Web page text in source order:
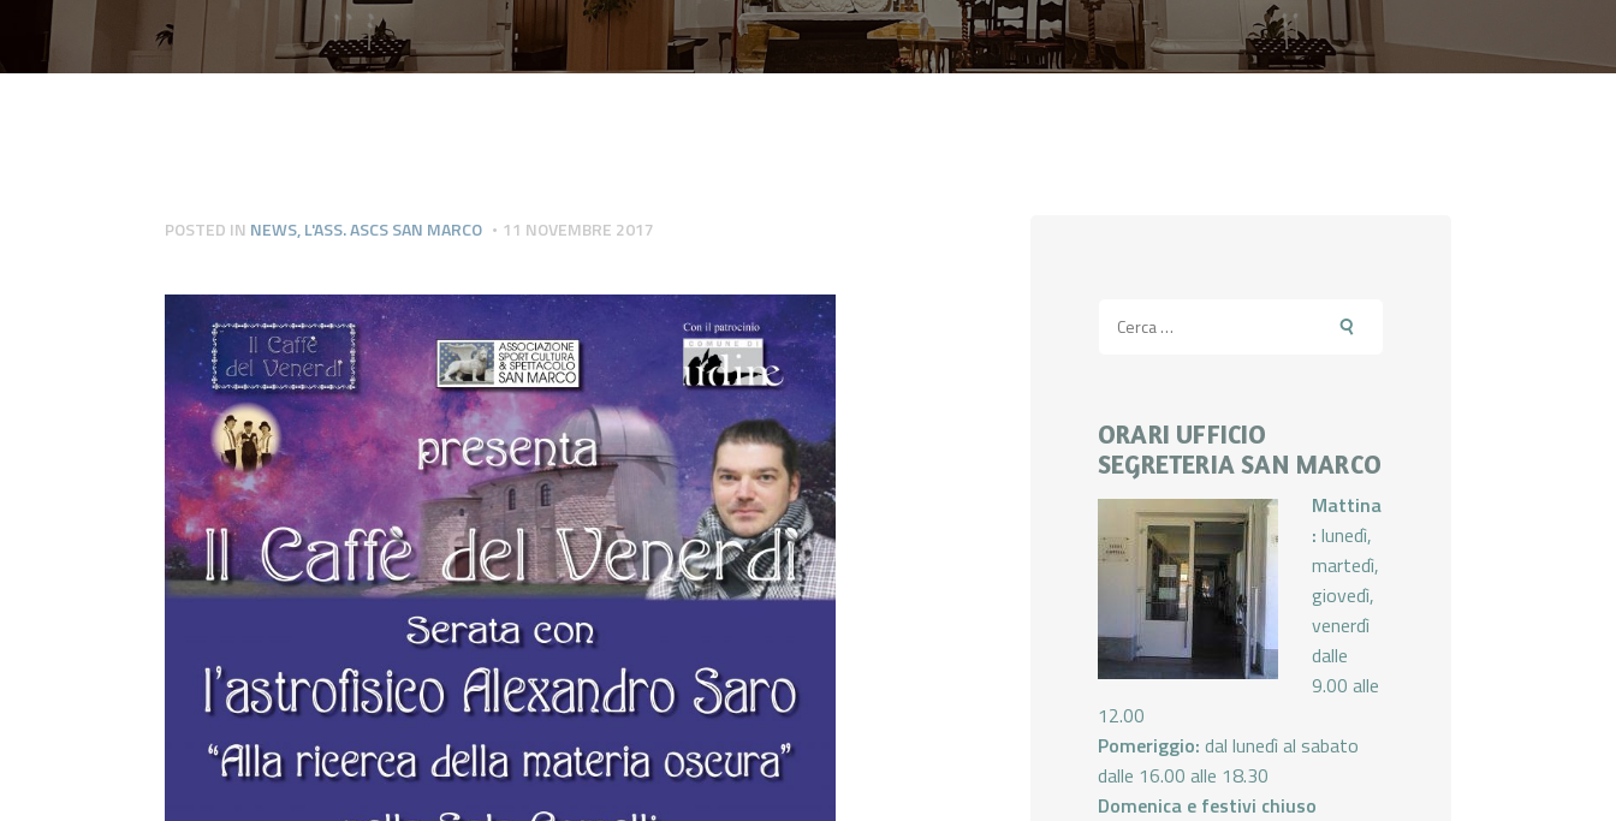
CONTATTI
POSTED IN NEWS,L'ASS. ASCS SAN MARCO 11 NOVEMBRE 2017
per:
ORARI UFFICIO
SEGRETERIA SAN MARCO
Mattina
: lunedì,
martedì,
giovedì,
venerdì
dalle
9.00 alle
12.00
Pomeriggio: dal lunedì al sabato
dalle 16.00 alle 18.30
Domenica e festivi chiuso